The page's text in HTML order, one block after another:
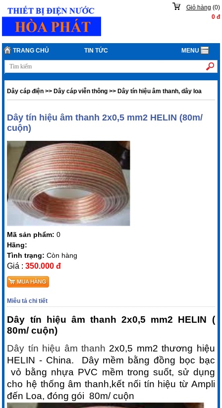
Giỏ hàng (0)
0đ
TRANG CHỦ TIN TỨC MENU
Dây cáp điện >>Dây cáp viễn thông >>Dây tín hiệu âm thanh, dây loa
Dây tín hiệu âm thanh 2x0,5 mm2 HELIN (80m/
cuộn)
Mã sản phẩm:0
Hãng:
Tình trạng:Còn hàng
Giá :350.000 đ
Miêu tả chi tiết
Dây tín hiệu âm thanh 2x0,5 mm2 HELIN (
80m/ cuộn)
Dây tín hiệu âm thanh 2x0,5 mm2 thương hiệu
HELIN - China. Dây mềm bằng đồng bọc bạc
vỏ bằng nhựa PVC mềm trong suốt, sử dụng
cho hệ thống âm thanh,kết nối tín hiệu từ Ampli
đến Loa, đóng gói 80m/ cuộn